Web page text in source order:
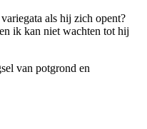
als hij zich opent?
ik kan niet wachten tot hij
van potgrond en